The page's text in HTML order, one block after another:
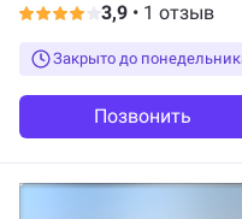
3,9 • 1 отзыв
Закрыто до
Позвонить